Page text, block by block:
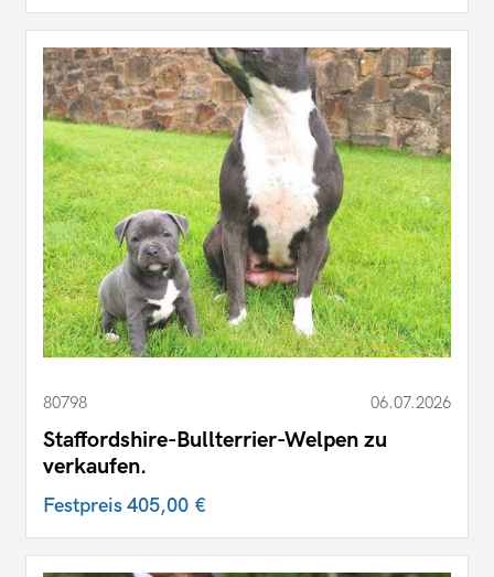
80798 06.07.2026
Staffordshire-Bullterrier-Welpen zu
verkaufen.
Festpreis405,00 €